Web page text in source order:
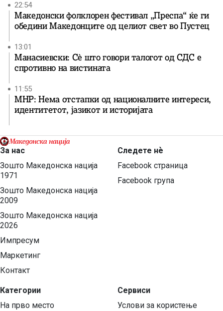
22:54
Македонски фолклорен фестивал „Преспа“ ќе ги
обедини Македонците од целиот свет во Пустец
13:01
Манасиевски: Сè што говори талогот од СДС е
спротивно на вистината
11:55
МНР: Нема отстапки од националните интереси,
идентитетот, јазикот и историјата
За нас
Зошто Македонска нација
1971
Зошто Македонска нација
2009
Зошто Македонска нација
2026
Импресум
Маркетинг
Контакт
Категории
На прво место
Следете нѐ
Facebook страница
Facebook група
Сервиси
Услови за користење